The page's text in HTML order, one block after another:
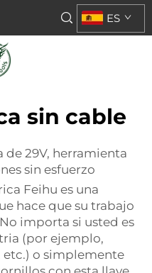
ES
sin cable
29V, herramienta
sin esfuerzo
Feihu es una
hace que su trabajo
importa si usted es
(por ejemplo,
o simplemente